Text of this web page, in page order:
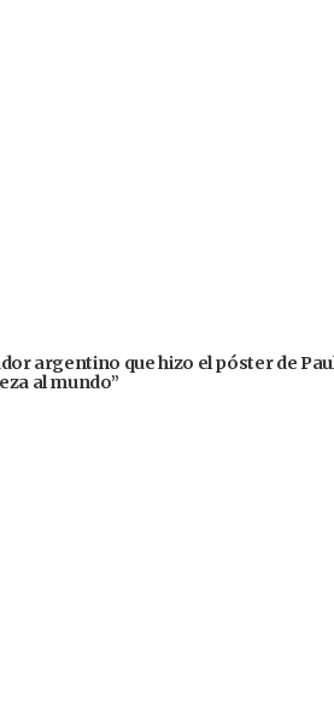
argentino que hizo el póster de
al mundo”